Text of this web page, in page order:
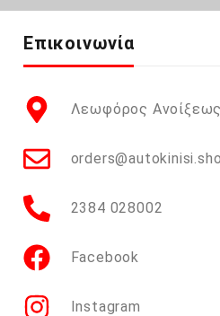
Επικοινωνία
Λεωφόρος Ανοίξεως
2384 028002
Facebook
Instagram